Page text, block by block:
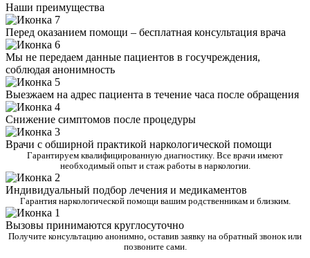
Наши преимущества
Перед оказанием помощи – бесплатная консультация врача
Мы не передаем данные пациентов в госучреждения,
соблюдая анонимность
Выезжаем на адрес пациента в течение часа после обращения
Снижение симптомов после процедуры
Врачи с обширной практикой наркологической помощи
Гарантируем квалифицированную диагностику. Все врачи имеют
необходимый опыт и стаж работы в наркологии.
Индивидуальный подбор лечения и медикаментов
Гарантия наркологической помощи вашим родственникам и близким.
Вызовы принимаются круглосуточно
Получите консультацию анонимно, оставив заявку на обратный звонок или
позвоните сами.